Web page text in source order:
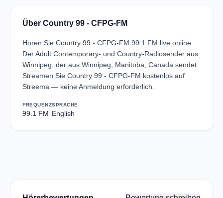
Über Country 99 - CFPG-FM
Hören Sie Country 99 - CFPG-FM 99.1 FM live online.
Der Adult Contemporary- und Country-Radiosender aus
Winnipeg, der aus Winnipeg, Manitoba, Canada sendet.
Streamen Sie Country 99 - CFPG-FM kostenlos auf
Streema — keine Anmeldung erforderlich.
FREQUENZ
99.1 FM
SPRACHE
English